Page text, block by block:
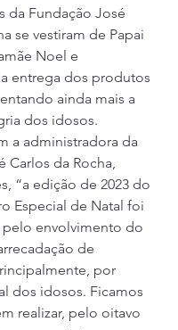
da Fundação José
se vestiram de Papai
Noel e
entrega dos produtos
ainda mais a
dos idosos.
a administradora da
Carlos da Rocha,
“a edição de 2023 do
Especial de Natal foi
envolvimento do
de
por
dos idosos. Ficamos
realizar, pelo oitavo